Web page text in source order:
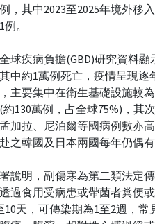
，其中2023至2025年境外移
。
球疾病負擔(GBD)研究資料
中約1萬例死亡，疫情呈現
主要集中在衛生基礎設施較
約130萬例，占全球75%)，其
加拉、尼泊爾等國病例數亦
之韓國及日本兩國每年仍偶有
說明，副傷寒為第二類法定
過食用受病患或帶菌者糞便
10天，可傳染期為1至2週，